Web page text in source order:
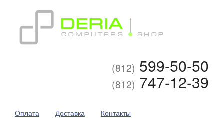
(812) 599-50-50
(812) 747-12-39
Оплата Доставка Контакты